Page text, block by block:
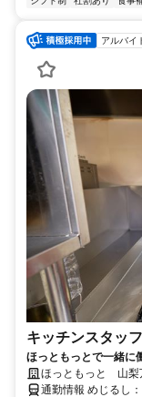
アルバイ
キッチンスタッフ
ほっともっとで一緒に
す ほっともっと 山
通勤情報 めじるし